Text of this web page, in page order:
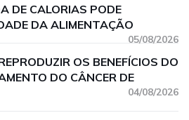
DE CALORIAS PODE
DA ALIMENTAÇÃO
05/08/2026
OS BENEFÍCIOS DO
DO CÂNCER DE
04/08/2026